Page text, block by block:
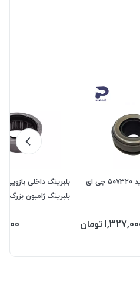
بلبرینگ کلاچ پراید 507320 جی ای
تومان
بلبرینگ داخلی